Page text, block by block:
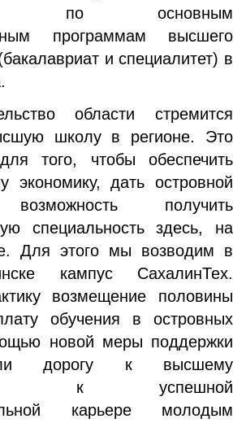
по основным
программам высшего
и специалитет) в
области стремится
школу в регионе. Это
того, чтобы обеспечить
экономику, дать островной
получить
специальность здесь, на
Для этого мы возводим в
кампус СахалинТех.
возмещение половины
обучения в островных
новой меры поддержки
дорогу к высшему
к успешной
карьере молодым